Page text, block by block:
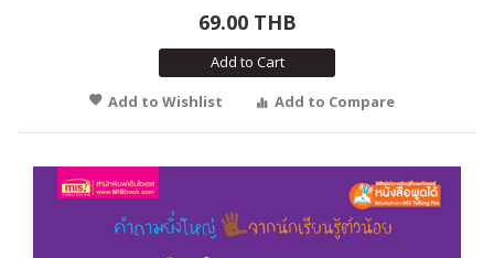
69.00 THB
Add to Cart
Add to Wishlist
Add to Compare